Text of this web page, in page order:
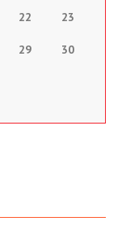
22 23
29 30